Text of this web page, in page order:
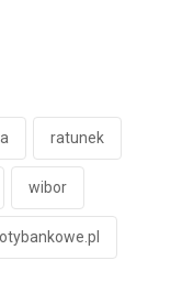
ratunek
wibor